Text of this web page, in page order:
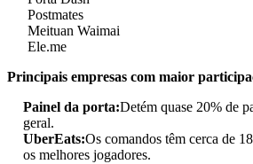
Postmates
Meituan Waimai
Ele.me
Principais empresas com maior
Painel da porta:Detém quase 20% de
geral.
UberEats:Os comandos têm cerca de
os melhores jogadores.